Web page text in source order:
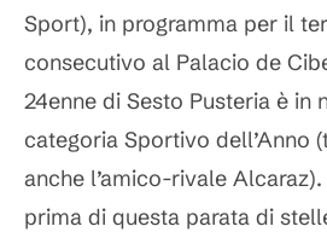
Sport), in programma per il
consecutivo al Palacio de
24enne di Sesto Pusteria è in
categoria Sportivo dell’Anno
anche l’amico-rivale
prima di questa parata di